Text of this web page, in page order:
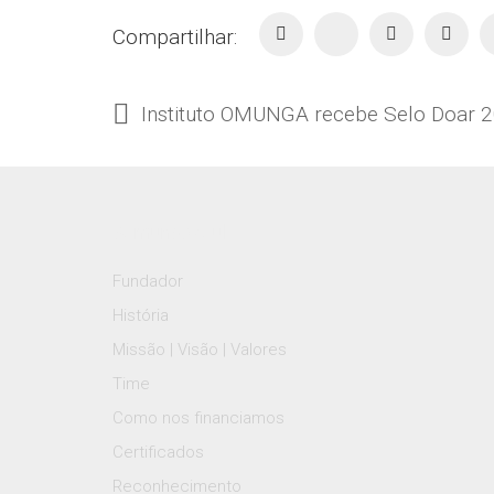
Compartilhar:
Instituto OMUNGA recebe Selo Doar
Fundador
História
Missão | Visão | Valores
Time
Como nos financiamos
Certificados
Reconhecimento